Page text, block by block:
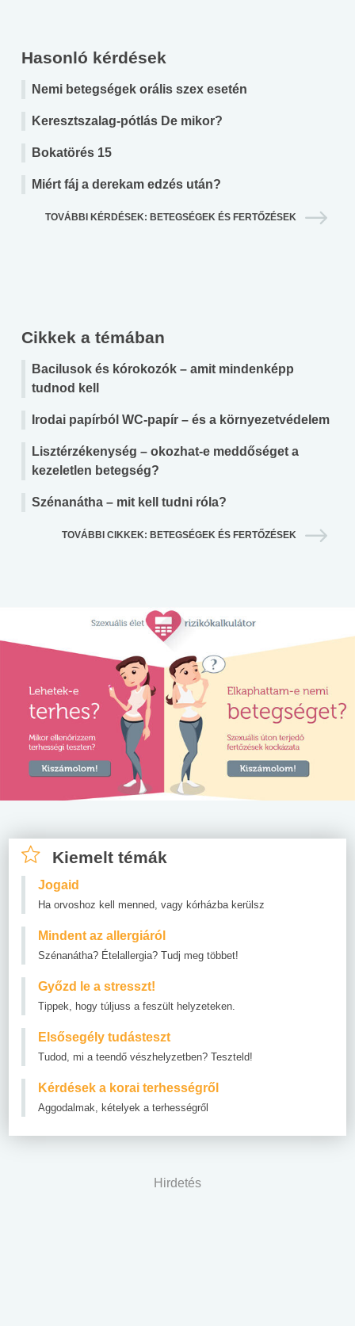
Hasonló kérdések
Nemi betegségek orális szex esetén
Keresztszalag-pótlás De mikor?
Bokatörés 15
Miért fáj a derekam edzés után?
TOVÁBBI KÉRDÉSEK: BETEGSÉGEK ÉS FERTŐZÉSEK
Cikkek a témában
Bacilusok és kórokozók – amit mindenképp
tudnod kell
Irodai papírból WC-papír – és a környezetvédelem
Lisztérzékenység – okozhat-e meddőséget a
kezeletlen betegség?
Szénanátha – mit kell tudni róla?
TOVÁBBI CIKKEK: BETEGSÉGEK ÉS FERTŐZÉSEK
Kiemelt témák
Jogaid
Ha orvoshoz kell menned, vagy kórházba kerülsz
Mindent az allergiáról
Szénanátha? Ételallergia? Tudj meg többet!
Győzd le a stresszt!
Tippek, hogy túljuss a feszült helyzeteken.
Elsősegély tudásteszt
Tudod, mi a teendő vészhelyzetben? Teszteld!
Kérdések a korai terhességről
Aggodalmak, kételyek a terhességről
Hirdetés